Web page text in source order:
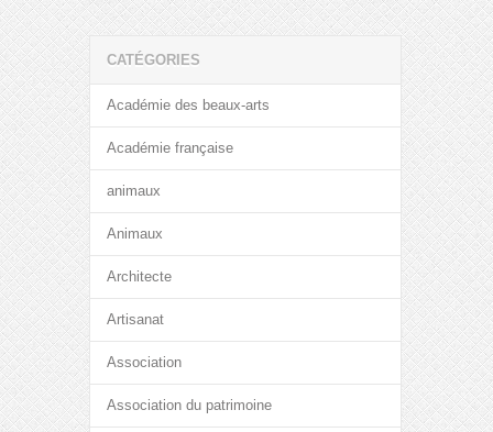
CATÉGORIES
Académie des beaux-arts
Académie française
animaux
Animaux
Architecte
Artisanat
Association
Association du patrimoine